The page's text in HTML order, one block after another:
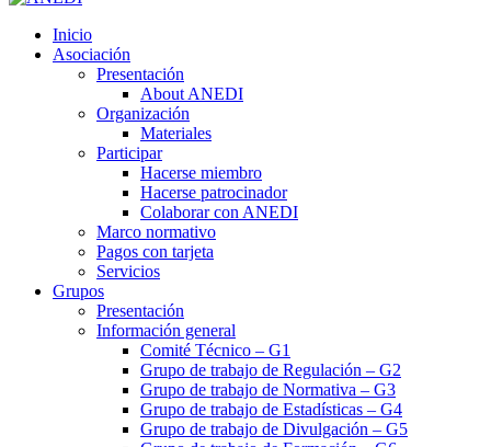
Inicio
Asociación
Presentación
About ANEDI
Organización
Materiales
Participar
Hacerse miembro
Hacerse patrocinador
Colaborar con ANEDI
Marco normativo
Pagos con tarjeta
Servicios
Grupos
Presentación
Información general
Comité Técnico – G1
Grupo de trabajo de Regulación – G2
Grupo de trabajo de Normativa – G3
Grupo de trabajo de Estadísticas – G4
Grupo de trabajo de Divulgación – G5